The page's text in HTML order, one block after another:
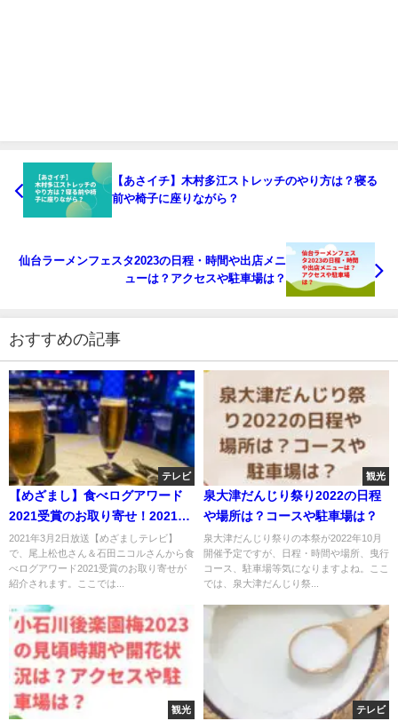
【あさイチ】木村多江ストレッチのやり方は？寝る
前や椅子に座りながら？
仙台ラーメンフェスタ2023の日程・時間や出店メニ
ューは？アクセスや駐車場は？
おすすめの記事
テレビ
【めざまし】食べログアワード
2021受賞のお取り寄せ！2021年
3月2日
2021年3月2日放送【めざましテレビ】
で、尾上松也さん＆石田ニコルさんから食
べログアワード2021受賞のお取り寄せが
紹介されます。ここでは...
観光
泉大津だんじり祭り2022の日程
や場所は？コースや駐車場は？
泉大津だんじり祭りの本祭が2022年10月
開催予定ですが、日程・時間や場所、曳行
コース、駐車場等気になりますよね。ここ
では、泉大津だんじり祭...
観光 テレビ